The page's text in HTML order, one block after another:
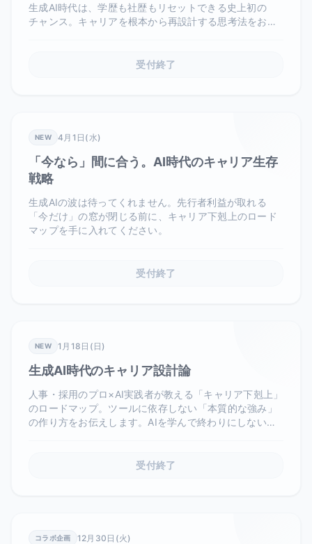
生成AI時代は、学歴も社歴もリセットできる史上初の
チャンス。キャリアを根本から再設計する思考法をお伝
受付終了
NEW 4月1日(水)
「今なら」間に合う。AI時代のキャリア生存
戦略
生成AIの波は待ってくれません。先行者利益が取れる
「今だけ」の窓が閉じる前に、キャリア下剋上のロード
マップを手に入れてください。
受付終了
NEW 1月18日(日)
生成AI時代のキャリア設計論
人事・採用のプロ×AI実践者が教える「キャリア下剋上」
のロードマップ。ツールに依存しない「本質的な強み」
の作り方をお伝えします。AIを学んで終わりにしない、
受付終了
コラボ企画 12月30日(火)